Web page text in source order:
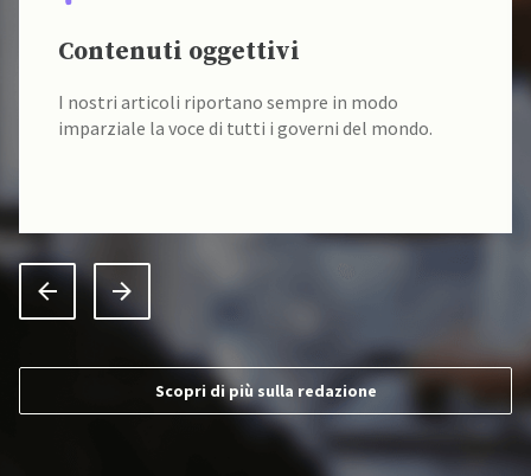
Contenuti oggettivi
I nostri articoli riportano sempre in modo
imparziale la voce di tutti i governi del mondo.
Scopri di più sulla redazione